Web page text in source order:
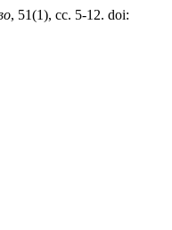
, 51(1), сс. 5-12. doi: